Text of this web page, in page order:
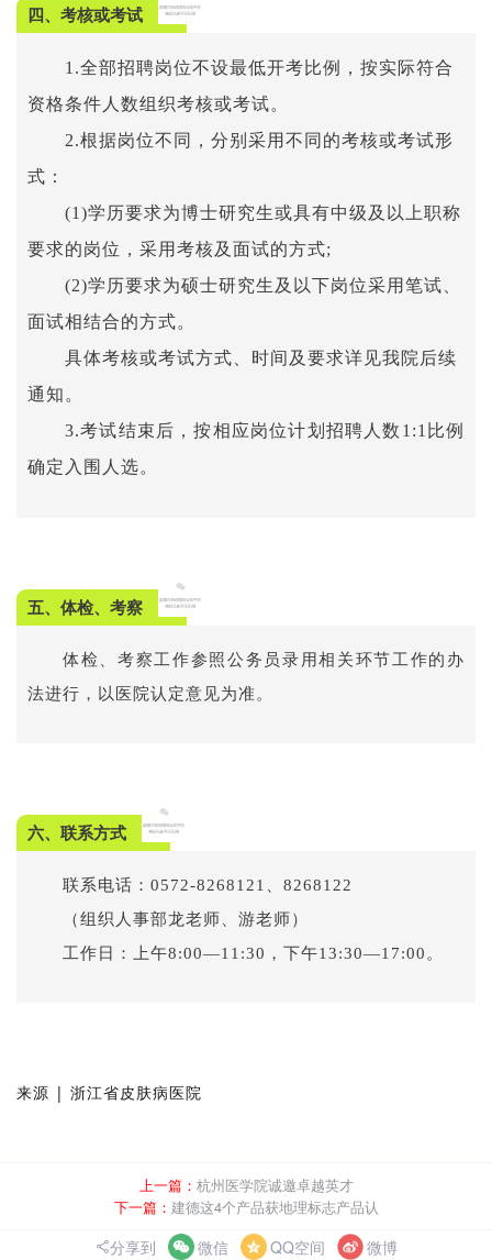
四、考核或考试
1.全部招聘岗位不设最低开考比例，按实际符合
资格条件人数组织考核或考试。
2.根据岗位不同，分别采用不同的考核或考试形
式：
(1)学历要求为博士研究生或具有中级及以上职称
要求的岗位，采用考核及面试的方式;
(2)学历要求为硕士研究生及以下岗位采用笔试、
面试相结合的方式。
具体考核或考试方式、时间及要求详见我院后续
通知。
3.考试结束后，按相应岗位计划招聘人数1:1比例
确定入围人选。
五、体检、考察
体检、考察工作参照公务员录用相关环节工作的办
法进行，以医院认定意见为准。
六、联系方式
联系电话：0572-8268121、8268122
（组织人事部龙老师、游老师）
工作日：上午8:00—11:30，下午13:30—17:00。
来源 | 浙江省皮肤病医院
上一篇： 杭州医学院诚邀卓越英才
下一篇： 建德这4个产品获地理标志产品认
分享到 微信 QQ空间 微博